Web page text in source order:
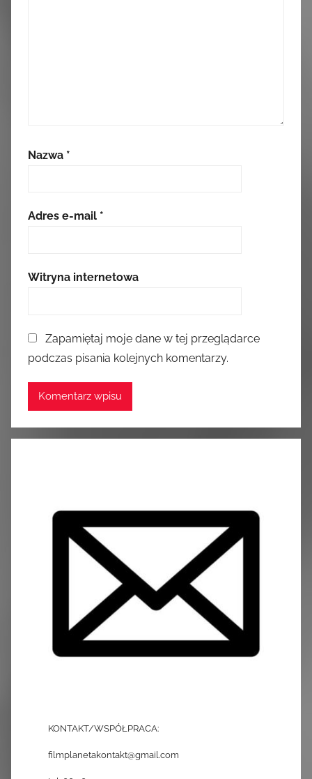
Nazwa *
Adres e-mail *
Witryna internetowa
Zapamiętaj moje dane w tej przeglądarce
podczas pisania kolejnych komentarzy.
KONTAKT/WSPÓŁPRACA:
filmplanetakontakt@gmail.com